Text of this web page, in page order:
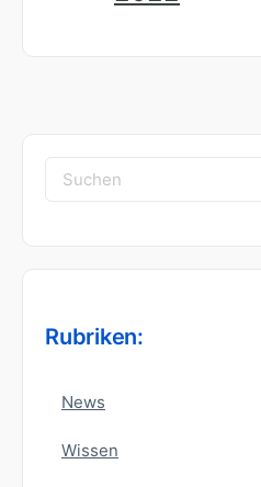
Suchen
nach:
Rubriken:
News
Wissen